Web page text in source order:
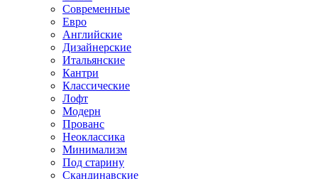
Современные
Евро
Английские
Дизайнерские
Итальянские
Кантри
Классические
Лофт
Модерн
Прованс
Неоклассика
Минимализм
Под старину
Скандинавские